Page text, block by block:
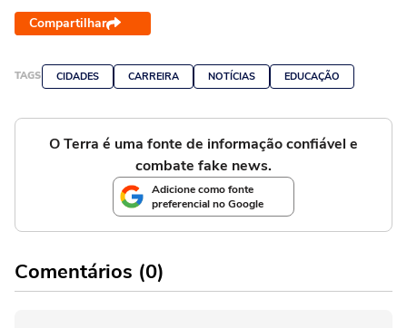
Compartilhar
TAGS CIDADES CARREIRA NOTÍCIAS EDUCAÇÃO
O Terra é uma fonte de informação confiável e
combate fake news.
Adicione como fonte
preferencial no Google
Comentários (0)